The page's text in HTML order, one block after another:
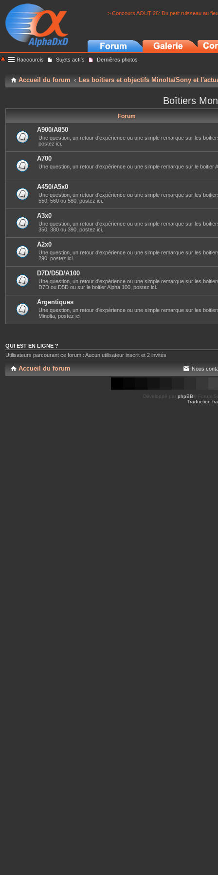
> Concours AOUT 26: Du petit ruisseau au
Raccourcis Sujets actifs Dernières photos
Accueil du forum Les boitiers et objectifs Minolta/Sony et
Boîtiers
Forum
A900/A850
Une question, un retour d'expérience ou une simple remarque sur les
postez ici.
A700
Une question, un retour d'expérience ou une simple remarque sur le boitier
A450/A5x0
Une question, un retour d'expérience ou une simple remarque sur les
550, 560 ou 580, postez ici.
A3x0
Une question, un retour d'expérience ou une simple remarque sur les
350, 380 ou 390, postez ici.
A2x0
Une question, un retour d'expérience ou une simple remarque sur les
290, postez ici.
D7D/D5D/A100
Une question, un retour d'expérience ou une simple remarque sur les
D7D ou D5D ou sur le boitier Alpha 100, postez ici.
Argentiques
Une question, un retour d'expérience ou une simple remarque sur les
Minolta, postez ici.
QUI EST EN LIGNE ?
Utilisateurs parcourant ce forum : Aucun utilisateur inscrit et 2 invités
Accueil du forum Nous
Développé par phpBB ® Forum
Traduction